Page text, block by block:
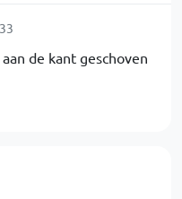
de kant geschoven